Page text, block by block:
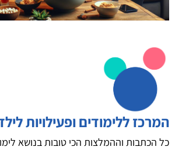
המרכז ללימודים ופעילויות
כל הכתבות וההמלצות הכי טובות בנושא